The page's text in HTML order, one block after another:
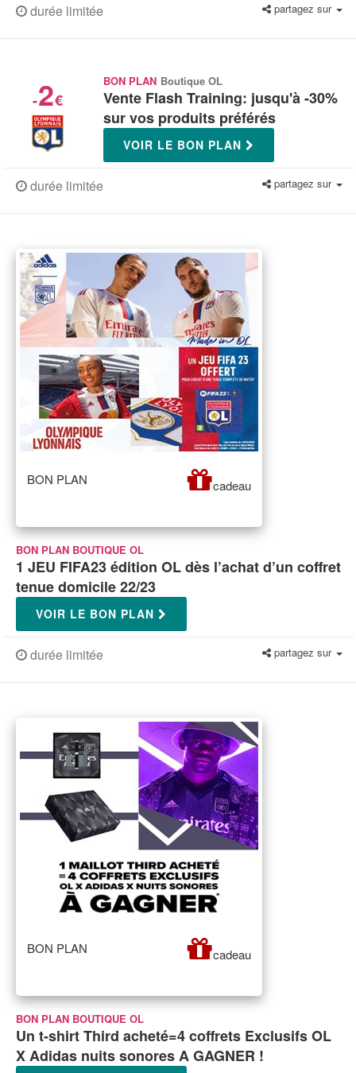
durée limitée partagez sur
-2€
BON PLAN Boutique OL
Vente Flash Training: jusqu'à -30%
sur vos produits préférés
VOIR LE BON PLAN
durée limitée partagez sur
BON PLAN cadeau
BON PLAN BOUTIQUE OL
1 JEU FIFA23 édition OL dès l’achat d’un coffret
tenue domicile 22/23
VOIR LE BON PLAN
durée limitée partagez sur
BON PLAN cadeau
BON PLAN BOUTIQUE OL
Un t-shirt Third acheté=4 coffrets Exclusifs OL
X Adidas nuits sonores A GAGNER !